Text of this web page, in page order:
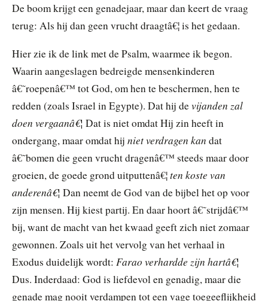
De boom krijgt een genadejaar, maar dan keert de vraag
terug: Als hij dan geen vrucht draagtâ€¦ is het gedaan.
Hier zie ik de link met de Psalm, waarmee ik begon.
Waarin aangeslagen bedreigde mensenkinderen
â€˜roepenâ€™ tot God, om hen te beschermen, hen te
redden (zoals Israel in Egypte). Dat hij devijanden zal
doen vergaanâ€¦ Dat is niet omdat Hij zin heeft in
ondergang, maar omdat hij niet verdragen kan dat
â€˜bomen die geen vrucht dragenâ€™ steeds maar door
groeien, de goede grond uitputtenâ€¦ten koste van
anderenâ€¦ Dan neemt de God van de bijbel het op voor
zijn mensen. Hij kiest partij. En daar hoort â€˜strijdâ€™
bij, want de macht van het kwaad geeft zich niet zomaar
gewonnen. Zoals uit het vervolg van het verhaal in
Exodus duidelijk wordt: Farao verhardde zijn hartâ€¦
Dus. Inderdaad: God is liefdevol en genadig, maar die
genade mag nooit verdampen tot een vage toegeeflijkheid